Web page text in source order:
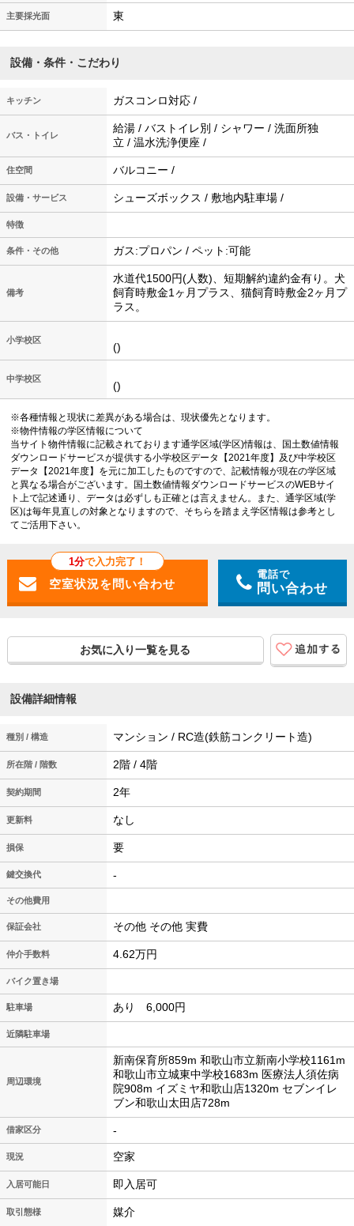
主要採光面 東
設備・条件・こだわり
キッチン ガスコンロ対応 /
バス・トイレ
給湯 / バストイレ別 / シャワー / 洗面所独
立 / 温水洗浄便座 /
住空間 バルコニー /
設備・サービス シューズボックス / 敷地内駐車場 /
特徴
条件・その他 ガス:プロパン / ペット:可能
備考
水道代1500円(人数)、短期解約違約金有り。犬
飼育時敷金1ヶ月プラス、猫飼育時敷金2ヶ月プ
ラス。
小学校区
()
中学校区
()
※各種情報と現状に差異がある場合は、現状優先となります。
※物件情報の学区情報について
当サイト物件情報に記載されております通学区域(学区)情報は、国土数値情報
ダウンロードサービスが提供する小学校区データ【2021年度】及び中学校区
データ【2021年度】を元に加工したものですので、記載情報が現在の学区域
と異なる場合がございます。国土数値情報ダウンロードサービスのWEBサイ
ト上で記述通り、データは必ずしも正確とは言えません。また、通学区域(学
区)は毎年見直しの対象となりますので、そちらを踏まえ学区情報は参考とし
てご活用下さい。
1分で入力完了！
電話で
問い合わせ
お気に入り一覧を見る
設備詳細情報
種別 / 構造 マンション / RC造(鉄筋コンクリート造)
所在階 / 階数 2階 / 4階
契約期間 2年
更新料 なし
損保 要
鍵交換代 -
その他費用
保証会社 その他 その他 実費
仲介手数料 4.62万円
バイク置き場
駐車場 あり 6,000円
近隣駐車場
周辺環境
新南保育所859m 和歌山市立新南小学校1161m
和歌山市立城東中学校1683m 医療法人須佐病
院908m イズミヤ和歌山店1320m セブンイレ
ブン和歌山太田店728m
借家区分 -
現況 空家
入居可能日 即入居可
取引態様 媒介